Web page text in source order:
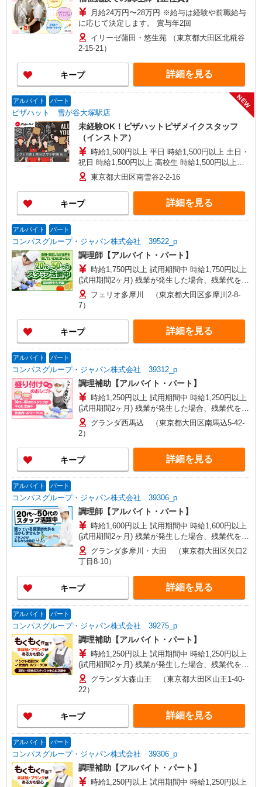
月給24万円〜28万円 ※給与は経験や前職給与
に応じて決定します。 賞与年2回
イリーゼ蒲田・悠生苑 （東京都大田区北糀谷
2-15-21）
キープ 詳細を見る
アルバイト パート
ピザハット 雪が谷大塚駅店
NEW
未経験OK！ピザハットピザメイクスタッフ
（インストア）
時給1,500円以上 平日 時給1,500円以上 土日・
祝日 時給1,500円以上 高校生 時給1,500円以上
※2026年12月1日より通常時給に戻ります。詳細
はご面接時にご確認ください。
東京都大田区南雪谷2-2-16
キープ 詳細を見る
アルバイト パート
コンパスグループ・ジャパン株式会社 39522_p
調理師【アルバイト・パート】
時給1,750円以上 試用期間中 時給1,750円以上
(試用期間2ヶ月) 残業が発生した場合、残業代を1
分単位で別途支給します。
フェリオ多摩川 （東京都大田区多摩川2-8-
7）
キープ 詳細を見る
アルバイト パート
コンパスグループ・ジャパン株式会社 39312_p
調理補助【アルバイト・パート】
時給1,250円以上 試用期間中 時給1,250円以上
(試用期間2ヶ月) 残業が発生した場合、残業代を1
分単位で別途支給します。
グランダ西馬込 （東京都大田区南馬込5-42-
2）
キープ 詳細を見る
アルバイト パート
コンパスグループ・ジャパン株式会社 39306_p
調理師【アルバイト・パート】
時給1,600円以上 試用期間中 時給1,600円以上
(試用期間2ヶ月) 残業が発生した場合、残業代を1
分単位で別途支給します。
グランダ多摩川・大田 （東京都大田区矢口2
丁目8-10）
キープ 詳細を見る
アルバイト パート
コンパスグループ・ジャパン株式会社 39275_p
調理補助【アルバイト・パート】
時給1,250円以上 試用期間中 時給1,250円以上
(試用期間2ヶ月) 残業が発生した場合、残業代を1
分単位で別途支給します。
グランダ大森山王 （東京都大田区山王1-40-
22）
キープ 詳細を見る
アルバイト パート
コンパスグループ・ジャパン株式会社 39306_p
調理補助【アルバイト・パート】
時給1,250円以上 試用期間中 時給1,250円以上